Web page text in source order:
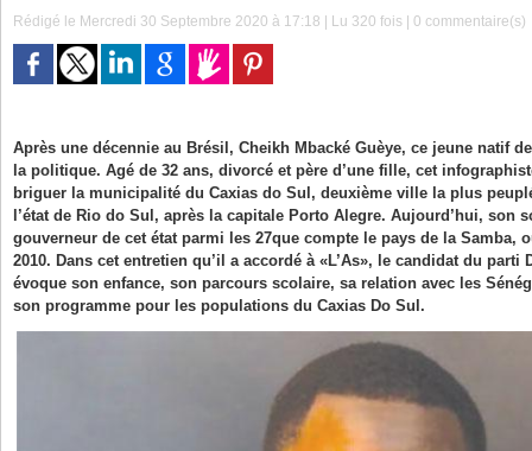
Rédigé le Mercredi 30 Septembre 2020 à 17:18 | Lu 320 fois |0 commentaire(s)
Après une décennie au Brésil, Cheikh Mbacké Guèye, ce jeune natif
la politique. Agé de 32 ans, divorcé et père d’une fille, cet
briguer la municipalité du Caxias do Sul, deuxième ville la plus
l’état de Rio do Sul, après la capitale Porto Alegre. Aujourd’hui, son
gouverneur de cet état parmi les 27que compte le pays de la Samba,
2010. Dans cet entretien qu’il a accordé à «L’As», le candidat du
évoque son enfance, son parcours scolaire, sa relation avec les
son programme pour les populations du Caxias Do Sul.